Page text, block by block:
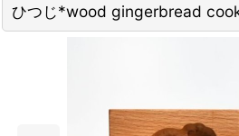
ひつじ*wood gingerbread